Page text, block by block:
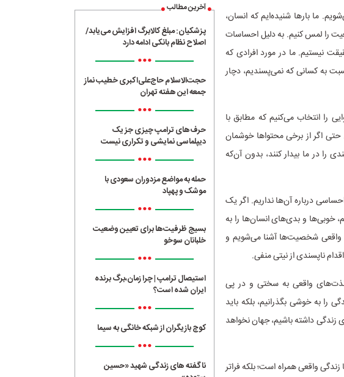
ما بارها شنیده‌ایم که انسان،
را لمس کنیم. به دلیل احساسات
نیستیم. ما در مورد افرادی که
به کسانی که نمی‌پسندیم، دچار
را انتخاب می‌کنیم که مطابق با
حتی اگر از برخی محتواها خوشمان
را در ما بیدار کنند، بدون آن‌که
درباره آن‌ها نداریم. اگر یک
خوبی‌ها و بدی‌های انسان‌ها را به
واقعی شخصیت‌ها آشنا می‌شویم و
ناپسندی از نیتی منفی.
واقعی به سختی و در پی
به خوشی بگذرانیم، بلکه باید
زندگی داشته باشیم، جهان نخواهد
واقعی همراه است؛ بلکه فراتر
آخرین مطالب
پزشکیان: مبلغ کالابرگ افزایش می‌یابد/
اصلاح نظام بانکی ادامه دارد
•••
حجت‌الاسلام حاج‌علی‌اکبری خطیب نماز
جمعه این هفته تهران
•••
حرف‌های ترامپ چیزی جز یک
دیپلماسی نمایشی و تکراری نیست
•••
حمله به مواضع مزدوران سعودی با
موشک و پهپاد
•••
بسیج ظرفیت‌ها برای تعیین وضعیت
خلبانان سوخو
•••
استیصال ترامپ | چرا زمان،برگ برنده
ایران شده است؟
•••
کوچ بازیگران از شبکه خانگی به سیما
•••
ناگفته های زندگی شهید «حسین